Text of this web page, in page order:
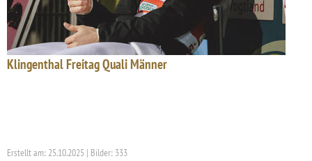
Klingenthal Freitag Quali Männer
Erstellt am: 25.10.2025 | Bilder: 333